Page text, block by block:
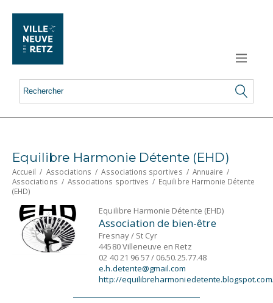
Equilibre Harmonie Détente (EHD)
Accueil / Associations /Associations sportives / Annuaire /
Associations / Associations sportives / Equilibre Harmonie Détente
(EHD)
Equilibre Harmonie Détente (EHD)
Association de bien-être
Fresnay / St Cyr
44580 Villeneuve en Retz
02 40 21 96 57 / 06.50.25.77.48
e.h.detente@gmail.com
http://